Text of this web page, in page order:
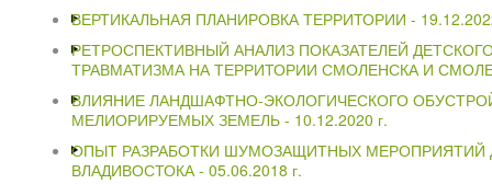
ВЕРТИКАЛЬНАЯ ПЛАНИРОВКА ТЕРРИТОРИИ -
РЕТРОСПЕКТИВНЫЙ АНАЛИЗ ПОКАЗАТЕЛЕЙ
ТРАВМАТИЗМА НА ТЕРРИТОРИИ СМОЛЕНСКА И
ВЛИЯНИЕ ЛАНДШАФТНО-ЭКОЛОГИЧЕСКОГО
МЕЛИОРИРУЕМЫХ ЗЕМЕЛЬ - 10.12.2020 г.
ОПЫТ РАЗРАБОТКИ ШУМОЗАЩИТНЫХ МЕРОПРИЯТИЙ
ВЛАДИВОСТОКА - 05.06.2018 г.